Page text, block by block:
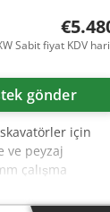
Sabit fiyat KDV
gönder
için
ve peyzaj
çalışma
bir şekilde
birleştiğinde,